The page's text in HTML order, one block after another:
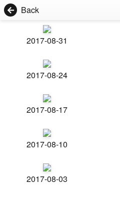
Back
2017-08-31
2017-08-24
2017-08-17
2017-08-10
2017-08-03